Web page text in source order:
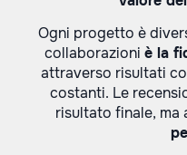
Ogni progetto è
collaborazioni è la
attraverso risultati
costanti. Le
risultato finale, ma